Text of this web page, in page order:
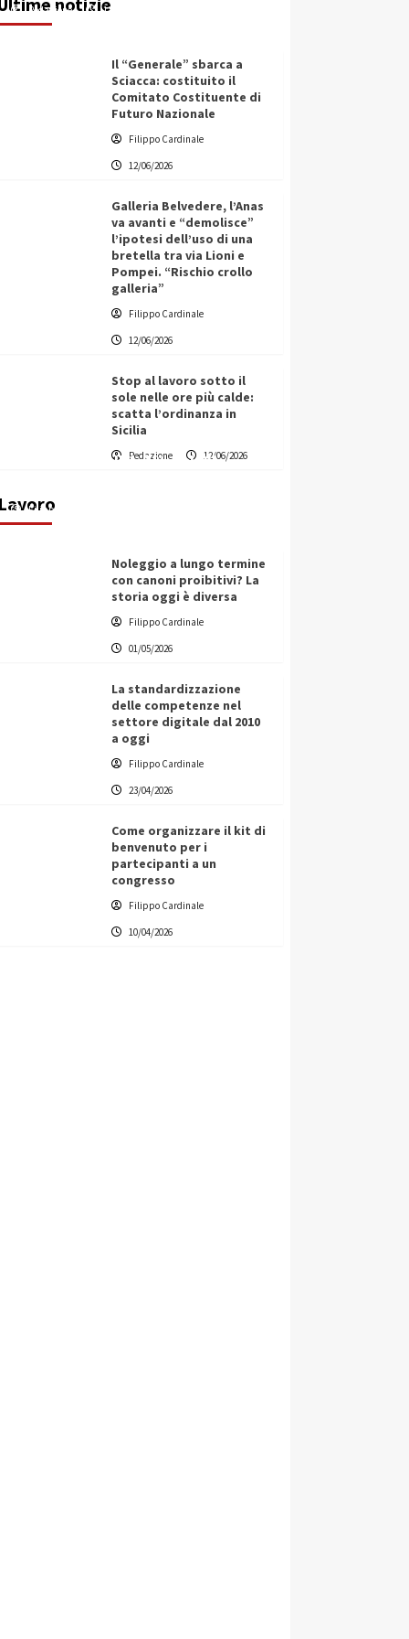
Redazione 12/06/2026
Il “Generale” sbarca a
Sciacca: costituito il
Comitato Costituente di
Futuro Nazionale
Filippo Cardinale
12/06/2026
Galleria Belvedere, l’Anas
va avanti e “demolisce”
l’ipotesi dell’uso di una
bretella tra via Lioni e
Pompei. “Rischio crollo
galleria”
Filippo Cardinale
12/06/2026
Stop al lavoro sotto il
sole nelle ore più calde:
scatta l’ordinanza in
Sicilia
Redazione 12/06/2026
Lavoro
Vino in Italia: il giro d’affari
contribuisce all’1,1% del PIL
Filippo Cardinale
Noleggio a lungo termine
con canoni proibitivi? La
storia oggi è diversa
Filippo Cardinale
01/05/2026
La standardizzazione
delle competenze nel
settore digitale dal 2010
a oggi
Filippo Cardinale
23/04/2026
Come organizzare il kit di
benvenuto per i
partecipanti a un
congresso
Filippo Cardinale
10/04/2026